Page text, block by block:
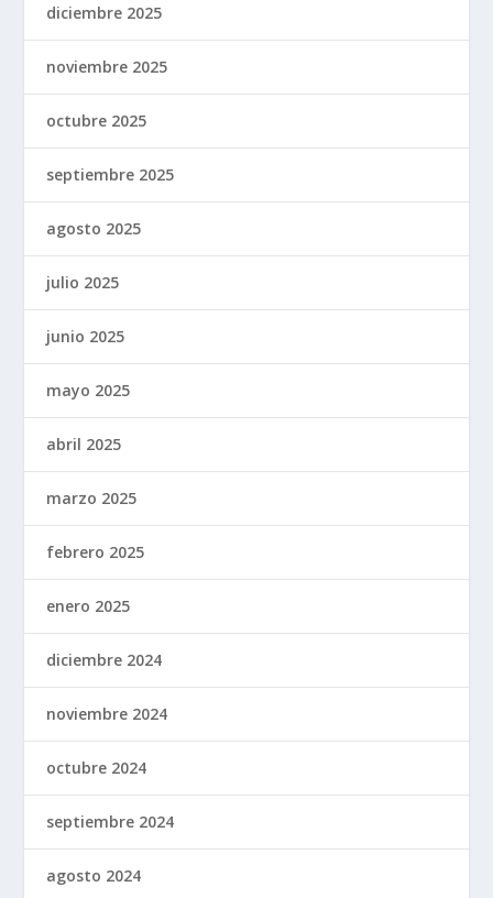
diciembre 2025
noviembre 2025
octubre 2025
septiembre 2025
agosto 2025
julio 2025
junio 2025
mayo 2025
abril 2025
marzo 2025
febrero 2025
enero 2025
diciembre 2024
noviembre 2024
octubre 2024
septiembre 2024
agosto 2024